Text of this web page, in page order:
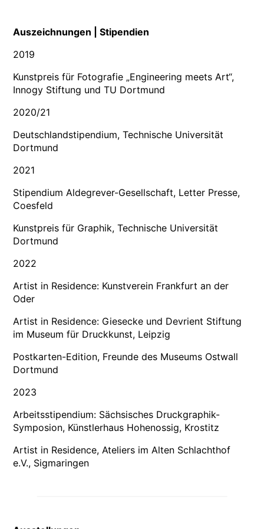
Auszeichnungen | Stipendien
2019
Kunstpreis für Fotografie „Engineering meets Art“,
Innogy Stiftung und TU Dortmund
2020/21
Deutschlandstipendium, Technische Universität
Dortmund
2021
Stipendium Aldegrever-Gesellschaft, Letter Presse,
Coesfeld
Kunstpreis für Graphik, Technische Universität
Dortmund
2022
Artist in Residence: Kunstverein Frankfurt an der
Oder
Artist in Residence: Giesecke und Devrient Stiftung
im Museum für Druckkunst, Leipzig
Postkarten-Edition, Freunde des Museums Ostwall
Dortmund
2023
Arbeitsstipendium: Sächsisches Druckgraphik-
Symposion, Künstlerhaus Hohenossig, Krostitz
Artist in Residence, Ateliers im Alten Schlachthof
e.V., Sigmaringen